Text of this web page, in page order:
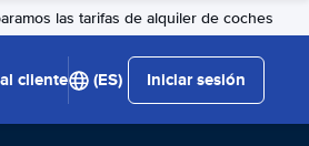
las tarifas de alquiler de coches
cliente (ES) Iniciar sesión